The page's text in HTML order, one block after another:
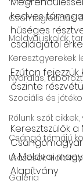
Csomagleadás,
Moldvai iskolák,
Keresztgyerekek
Nyaralás,
Szociális és
Rólunk szól:
Csángó témájú
Utazások
Galéria
kedves
hűséges
családjától
Ezúton
őszinte
Keresztszülők
A Moldvai
Alapítvány